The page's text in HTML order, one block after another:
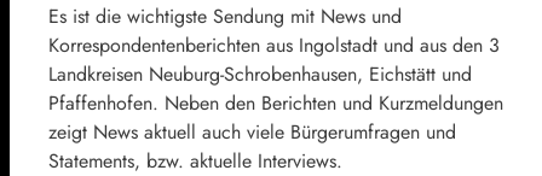
Es ist die wichtigste Sendung mit News und
Korrespondentenberichten aus Ingolstadt und aus den 3
Landkreisen Neuburg-Schrobenhausen, Eichstätt und
Pfaffenhofen. Neben den Berichten und Kurzmeldungen
zeigt News aktuell auch viele Bürgerumfragen und
Statements, bzw. aktuelle Interviews.